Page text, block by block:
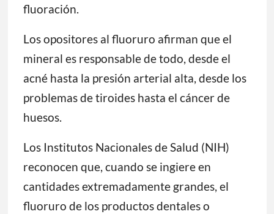
fluoración.
Los opositores al fluoruro afirman que el
mineral es responsable de todo, desde el
acné hasta la presión arterial alta, desde los
problemas de tiroides hasta el cáncer de
huesos.
Los Institutos Nacionales de Salud (NIH)
reconocen que, cuando se ingiere en
cantidades extremadamente grandes, el
fluoruro de los productos dentales o